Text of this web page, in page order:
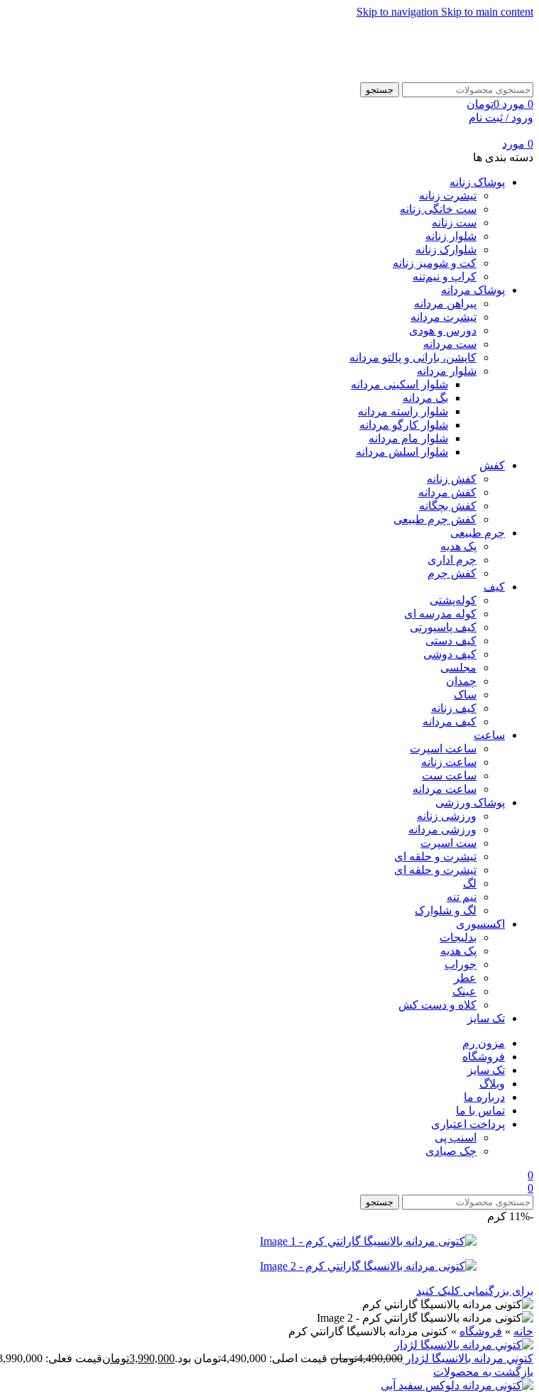
Skip to navigation Skip to main content
جستجو
0 مورد 0تومان
ورود / ثبت نام
0 مورد
دسته بندی ها
پوشاک زنانه
تیشرت زنانه
ست خانگی زنانه
ست زنانه
شلوار زنانه
شلوارک زنانه
کت و شومیز زنانه
کراپ و نیم‌تنه
پوشاک مردانه
پیراهن مردانه
تیشرت مردانه
دورس و هودی
ست مردانه
کاپشن، بارانی و پالتو مردانه
شلوار مردانه
شلوار اسکینی مردانه
بگ مردانه
شلوار راسته مردانه
شلوار کارگو مردانه
شلوار مام مردانه
شلوار اسلش مردانه
کفش
کفش زنانه
کفش مردانه
کفش بچگانه
کفش چرم طبیعی
چرم طبیعی
پک هدیه
چرم اداری
کفش چرم
کیف
کوله‌پشتی
کوله مدرسه ای
کیف پاسپورتی
کیف دستی
کیف دوشی
مجلسی
چمدان
ساک
کیف زنانه
کیف مردانه
ساعت
ساعت اسپرت
ساعت زنانه
ساعت ست
ساعت مردانه
پوشاک ورزشی
ورزشی زنانه
ورزشی مردانه
ست اسپرت
تیشرت و حلقه ای
تیشرت و حلقه ای
لگ
نیم تنه
لگ و شلوارک
اکسسوری
بدلیجات
پک هدیه
جوراب
عطر
عینک
کلاه و دست کش
تک سایز
مزون رم
فروشگاه
تک سایز
وبلاگ
درباره ما
تماس با ما
پرداخت اعتباری
اسنپ پی
چک صیادی
0
0
جستجو
-11% کرم
برای بزرگنمایی کلیک کنید
خانه » فروشگاه » کتونی مردانه بالانسيگا گارانتي کرم
کتوني مردانه بالانسيگا لژدار 4,490,000تومان قیمت اصلی: 4,490,000تومان بود. 3,990,000تومانقیمت فعلی: 3,990,000تومان.
بازگشت به محصولات